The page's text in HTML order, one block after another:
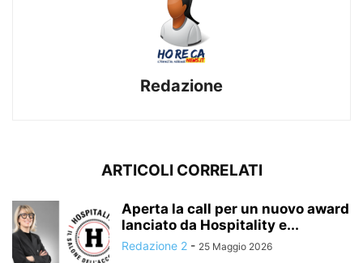
Redazione
ARTICOLI CORRELATI
Aperta la call per un nuovo award
lanciato da Hospitality e...
Redazione 2 - 25 Maggio 2026